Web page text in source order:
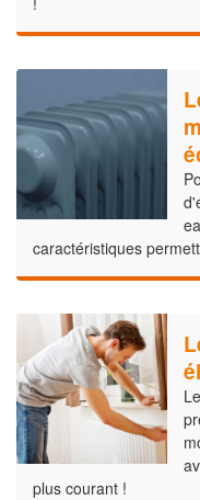
caractéristiques
plus courant !